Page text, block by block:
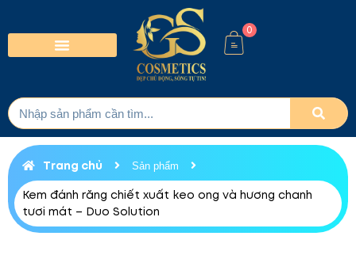
0
Trang chủ Sản phẩm
Kem đánh răng chiết xuất keo ong và hương chanh
tươi mát – Duo Solution